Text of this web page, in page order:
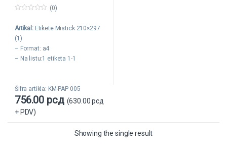
u
t
o
(0)
Artikal: Etikete Mistick 210×297
(1)
– Format: a4
– Na listu:1 etiketa 1-1
– Prodaja na pakovanje
Proizvodjač: Mistick
Šifra artikla:
Šifra artikla: KM-PAP 005
756.00 рсд (630.00рсд
+ PDV)
Showing the single result